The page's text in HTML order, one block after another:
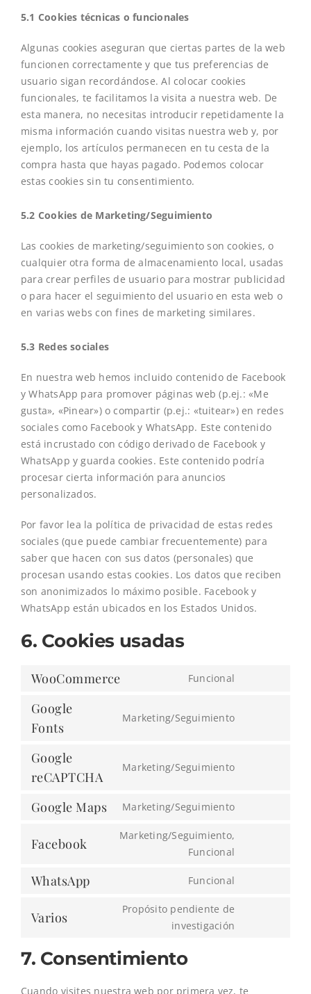
5.1 Cookies técnicas o funcionales
Algunas cookies aseguran que ciertas partes de la web
funcionen correctamente y que tus preferencias de
usuario sigan recordándose. Al colocar cookies
funcionales, te facilitamos la visita a nuestra web. De
esta manera, no necesitas introducir repetidamente la
misma información cuando visitas nuestra web y, por
ejemplo, los artículos permanecen en tu cesta de la
compra hasta que hayas pagado. Podemos colocar
estas cookies sin tu consentimiento.
5.2 Cookies de Marketing/Seguimiento
Las cookies de marketing/seguimiento son cookies, o
cualquier otra forma de almacenamiento local, usadas
para crear perfiles de usuario para mostrar publicidad
o para hacer el seguimiento del usuario en esta web o
en varias webs con fines de marketing similares.
5.3 Redes sociales
En nuestra web hemos incluido contenido de Facebook
y WhatsApp para promover páginas web (p.ej.: «Me
gusta», «Pinear») o compartir (p.ej.: «tuitear») en redes
sociales como Facebook y WhatsApp. Este contenido
está incrustado con código derivado de Facebook y
WhatsApp y guarda cookies. Este contenido podría
procesar cierta información para anuncios
personalizados.
Por favor lea la política de privacidad de estas redes
sociales (que puede cambiar frecuentemente) para
saber que hacen con sus datos (personales) que
procesan usando estas cookies. Los datos que reciben
son anonimizados lo máximo posible. Facebook y
WhatsApp están ubicados en los Estados Unidos.
6. Cookies usadas
WooCommerce Funcional
Google
Fonts
Marketing/Seguimiento
Google
reCAPTCHA
Marketing/Seguimiento
Google Maps Marketing/Seguimiento
Facebook
Marketing/Seguimiento,
Funcional
WhatsApp Funcional
Varios
Propósito pendiente de
investigación
7. Consentimiento
Cuando visites nuestra web por primera vez, te